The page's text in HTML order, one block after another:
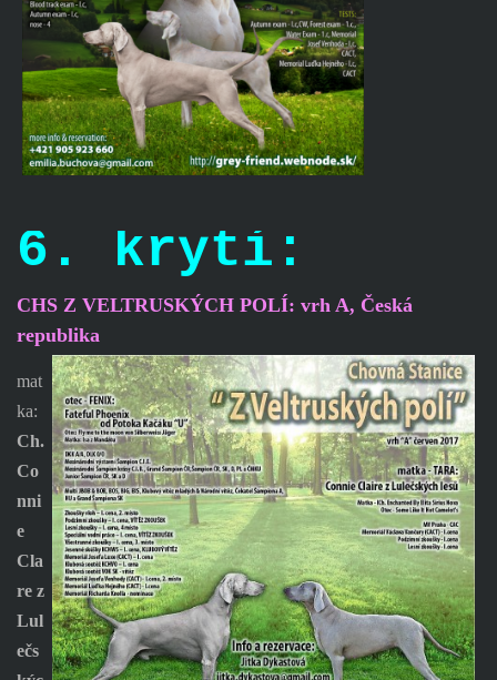
6. krytí:
CHS Z VELTRUSKÝCH POLÍ: vrh A, Česká
republika
mat
ka:
Ch.
Co
nni
e
Cla
re z
Lul
ečs